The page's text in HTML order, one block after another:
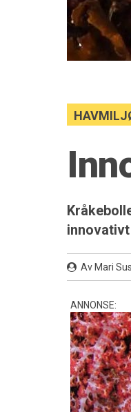
Av Mari
ANNONSE: